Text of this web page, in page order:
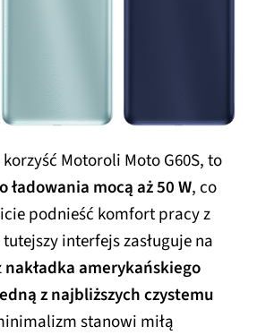
Motoroli Moto G60S, to
ładowania mocą aż 50 W, co
podnieść komfort pracy z
interfejs zasługuje na
nakładka amerykańskiego
z najbliższych czystemu
stanowi miłą